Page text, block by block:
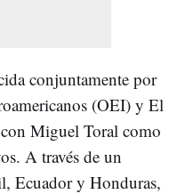
conjuntamente por
(OEI) y El
Miguel Toral como
A través de un
Ecuador y Honduras,